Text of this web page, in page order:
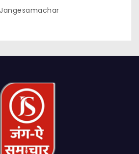
Jangesamachar